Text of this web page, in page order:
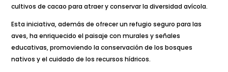
cultivos de cacao para atraer y conservar la diversidad avícola.
Esta iniciativa, además de ofrecer un refugio seguro para las
aves, ha enriquecido el paisaje con murales y señales
educativas, promoviendo la conservación de los bosques
nativos y el cuidado de los recursos hídricos.